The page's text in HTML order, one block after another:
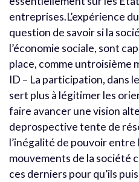
entreprises.L’expérience
question de savoir si la
l’économie sociale, sont
place, comme untroisième
ID – La participation, dans
sert plus à légitimer les
faire avancer une vision
deprospective tente de
l’inégalité de pouvoir
mouvements de la société
ces derniers pour qu’ils